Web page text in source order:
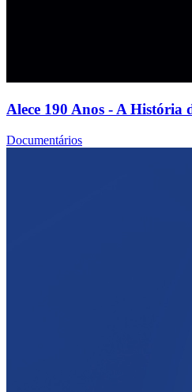
Alece 190 Anos - A História
Documentários